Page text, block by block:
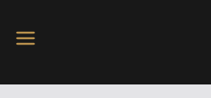
اسبانيا
وفلل بكل مدن اسبانيا